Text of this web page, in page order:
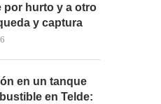
LA MAGIA DEL CARNAVAL
por hurto y a otro
y captura
en un tanque
en Telde: